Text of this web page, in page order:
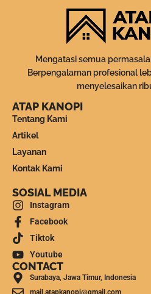
Mengatasi semua
Berpengalaman profesional
menyelesaikan
ATAP KANOPI
Tentang Kami
Artikel
Layanan
Kontak Kami
SOSIAL MEDIA
Instagram
Facebook
Tiktok
Youtube
CONTACT
Surabaya, Jawa Timur, Indonesia